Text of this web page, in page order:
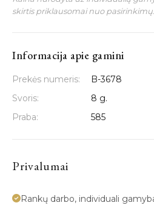
skirtis priklausomai nuo pasirinkimų.
Informacija apie gamini
Prekės numeris:
B-3678
Svoris:
8 g.
Praba:
585
Privalumai
Rankų darbo, individuali